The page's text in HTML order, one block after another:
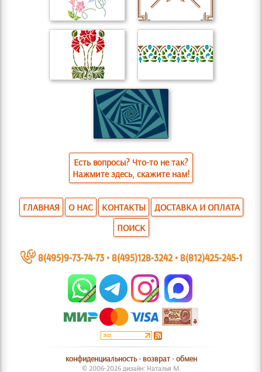
Есть вопросы? Что-то не так?
Нажмите здесь, скажите нам!
ГЛАВНАЯ О НАС КОНТАКТЫ
ДОСТАВКА И ОПЛАТА
ПОИСК
~ 8(495)9-73-74-73•8(495)128-3242•8(812)425-245-1
конфиденциальность• возврат•обмен
© 2006-2026 дизайн: Наталья М.